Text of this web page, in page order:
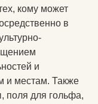
кому может
в
и
и местам. Также
поля для гольфа,